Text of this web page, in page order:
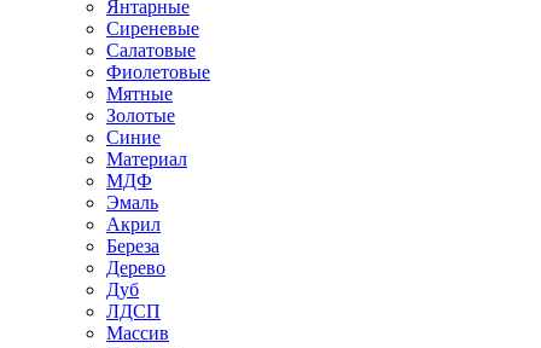
Янтарные
Сиреневые
Салатовые
Фиолетовые
Мятные
Золотые
Синие
Материал
МДФ
Эмаль
Акрил
Береза
Дерево
Дуб
ЛДСП
Массив